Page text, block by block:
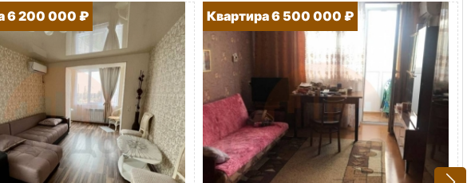
6 200 000 ₽ Квартира 6 500 000 ₽